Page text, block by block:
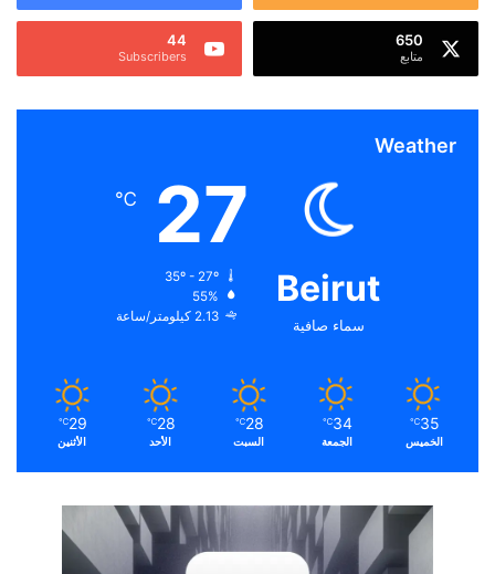
650
متابع
44
Subscribers
Weather
Beirut
سماء صافية
27
℃
55%
2.13 كيلومتر/ساعة
35
℃
الخميس
34
℃
الجمعة
28
℃
السبت
28
℃
الأحد
29
℃
الأثنين